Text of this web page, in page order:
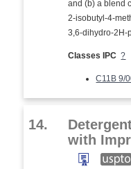
and (b) a blend
2-isobutyl-4-
3,6-dihydro-2H-
Classes IPC ?
C11B 9/
14.
with